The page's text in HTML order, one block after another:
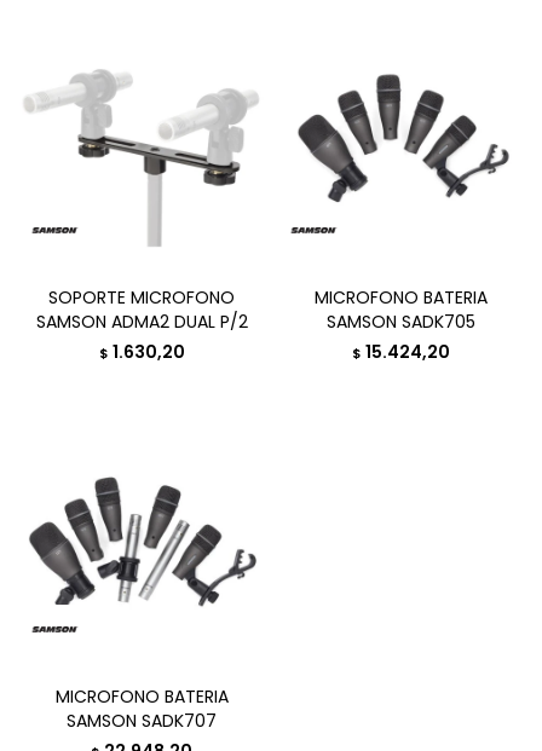
SOPORTE MICROFONO
SAMSON ADMA2 DUAL P/2
$ 1.630,20
MICROFONO BATERIA
SAMSON SADK705
$ 15.424,20
MICROFONO BATERIA
SAMSON SADK707